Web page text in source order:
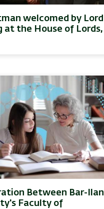
welcomed by Lord
at the House of Lords,
Between Bar-Ilan
Faculty of